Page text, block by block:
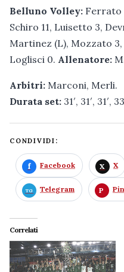
Belluno Volley: Ferrato
Schiro 11, Luisetto 3,
Martinez (L), Mozzato 3,
Loglisci 0. Allenatore:
Arbitri: Marconi, Merli.
Durata set: 31′, 31′, 31′,
CONDIVIDI:
Facebook X
Telegram
Correlati